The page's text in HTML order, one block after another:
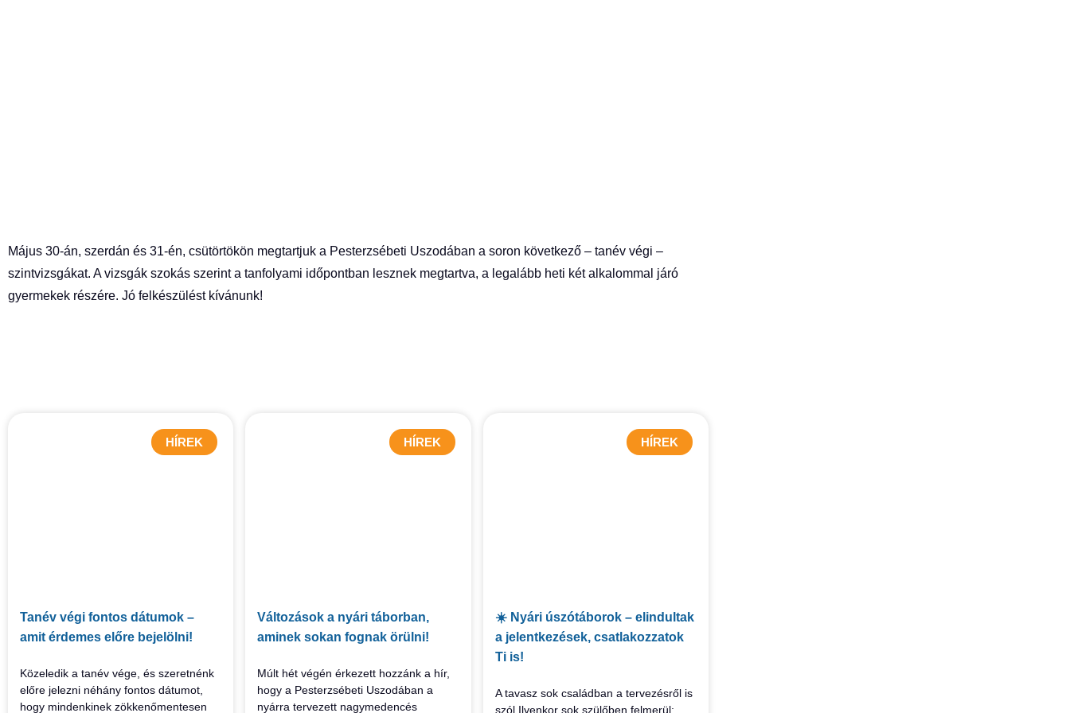
Május 30-án, szerdán és 31-én, csütörtökön megtartjuk a Pesterzsébeti Uszodában a soron következő – tanév végi –
szintvizsgákat. A vizsgák szokás szerint a tanfolyami időpontban lesznek megtartva, a legalább heti két alkalommal járó
gyermekek részére. Jó felkészülést kívánunk!
HÍREK
Tanév végi fontos dátumok –
amit érdemes előre bejelölni!
Közeledik a tanév vége, és szeretnénk
előre jelezni néhány fontos dátumot,
hogy mindenkinek zökkenőmentesen
HÍREK
Változások a nyári táborban,
aminek sokan fognak örülni!
Múlt hét végén érkezett hozzánk a hír,
hogy a Pesterzsébeti Uszodában a
nyárra tervezett nagymedencés
HÍREK
☀️ Nyári úszótáborok – elindultak
a jelentkezések, csatlakozzatok
Ti is!
A tavasz sok családban a tervezésről is
szól.Ilyenkor sok szülőben felmerül: